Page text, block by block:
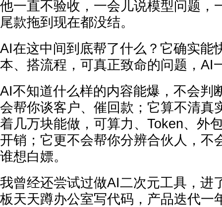
他一直不验收，一会儿说模型问题，
尾款拖到现在都没结。
AI在这中间到底帮了什么？它确实能
本、搭流程，可真正致命的问题，AI
AI不知道什么样的内容能爆，不会判
会帮你谈客户、催回款；它算不清真
着几万块能做，可算力、Token、外
开销；它更不会帮你分辨合伙人，不
谁想白嫖。
我曾经还尝试过做AI二次元工具，进
板天天蹲办公室写代码，产品迭代一